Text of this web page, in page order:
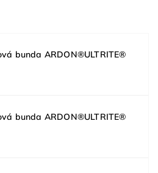
bunda ARDON®ULTRITE®
bunda ARDON®ULTRITE®